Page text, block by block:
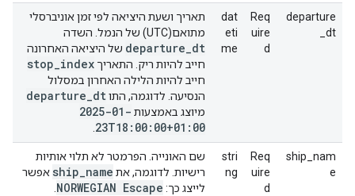
departure
_dt
Req
uire
d
dat
eti
me
תאריך ושעת היציאה לפי זמן אוניברסלי
מתואם(UTC) של הנמל. השדה
departure dt
של היציאה האחרונה
חייב להיות ריק. התאריך
stop index
חייב להיות הלילה האחרון במסלול
הנסיעה. לדוגמה, התו
departure dt
מיוצג באמצעות 2025-01-
23T18:00:00+01:00
ship_nam
e
Req
uire
d
stri
ng
שם האונייה. הפרמטר לא תלוי אותיות
רישיות. לדוגמה, את
ship name
אפשר
לייצג כך: NORWEGIAN Escape